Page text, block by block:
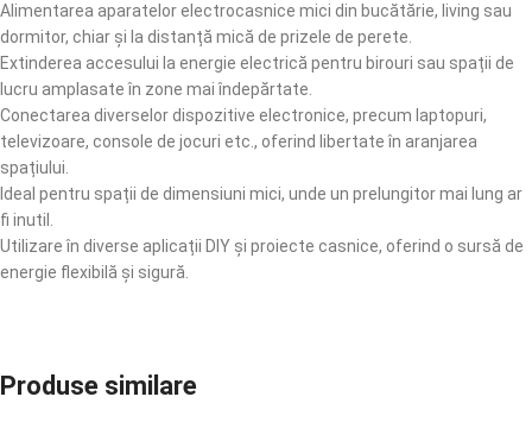
Alimentarea aparatelor electrocasnice mici din bucătărie, living sau
dormitor, chiar și la distanță mică de prizele de perete.
Extinderea accesului la energie electrică pentru birouri sau spații de
lucru amplasate în zone mai îndepărtate.
Conectarea diverselor dispozitive electronice, precum laptopuri,
televizoare, console de jocuri etc., oferind libertate în aranjarea
spațiului.
Ideal pentru spații de dimensiuni mici, unde un prelungitor mai lung ar
fi inutil.
Utilizare în diverse aplicații DIY și proiecte casnice, oferind o sursă de
energie flexibilă și sigură.
Produse similare